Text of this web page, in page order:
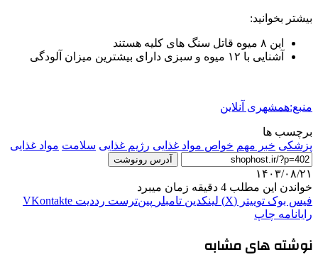
بیشتر بخوانید:
این ۸ میوه قاتل سنگ های کلیه هستند
آشنایی با ۱۲ میوه و سبزی دارای بیشترین میزان آلودگی
منبع:همشهری آنلاین
برچسب ها
پزشکی خبر مهم خواص مواد غذایی رژیم غذایی سلامت مواد غذایی
آدرس رونوشت
۱۴۰۳/۰۸/۲۱
خواندن این مطلب 4 دقیقه زمان میبرد
فیس بوک توییتر (X) لینکدین ‫تامبلر ‫پین‌ترست ‫رددیت ‫VKontakte
رایانامه چاپ
نوشته های مشابه